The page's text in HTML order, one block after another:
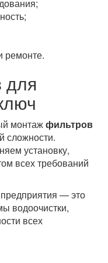
ремонте.
для
монтажфильтров
сложности.
установку,
всех требований
— это
водоочистки,
всех